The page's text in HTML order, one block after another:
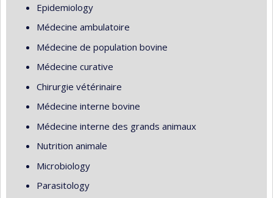
Epidemiology
Médecine ambulatoire
Médecine de population bovine
Médecine curative
Chirurgie vétérinaire
Médecine interne bovine
Médecine interne des grands animaux
Nutrition animale
Microbiology
Parasitology